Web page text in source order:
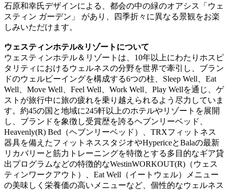
石原和幸氏デザインによる、都会の中の緑のオアシス「ウェ
スティン ガーデン」 があり、四季折々に異なる景観をお楽
しみいただけます。
ウェスティンホテル&リゾートについて
ウェスティンホテル＆リゾートは、10年以上にわたりホスピ
タリティにおけるウェルネスの分野を世界で牽引し、ブラン
ドのウェルビーイングを構成する6つの柱、Sleep Well、Eat
Well、Move Well、Feel Well、Work Well、Play Wellを通じ、ゲ
ストが旅行中に旅の疲れを乗り越えられるよう尽力していま
す。約45の国と地域に245軒以上のホテルやリゾートを展開
し、ブランドを象徴し受賞歴を誇るヘブンリーベッド、
Heavenly(R) Bed（ヘブンリーベッド）、TRXフィットネス
器具を備えたフィットネススタジオやHypericeとBalaの最新
リカバリーと筋力トレーニングを特徴とする多目的なギア貸
出プログラムなどの特徴的なWestinWORKOUT(R)（ウェス
ティンワークアウト）、Eat Well（イートウェル）メニュー
の美味しく栄養価の高いメニューなど、個性的なウェルネス